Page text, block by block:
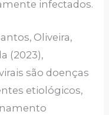
infectados.
Oliveira,
(2023),
são doenças
etiológicos,